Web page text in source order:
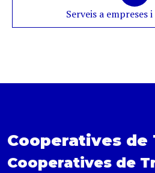
Serveis a empreses
Cooperatives de
Cooperatives de